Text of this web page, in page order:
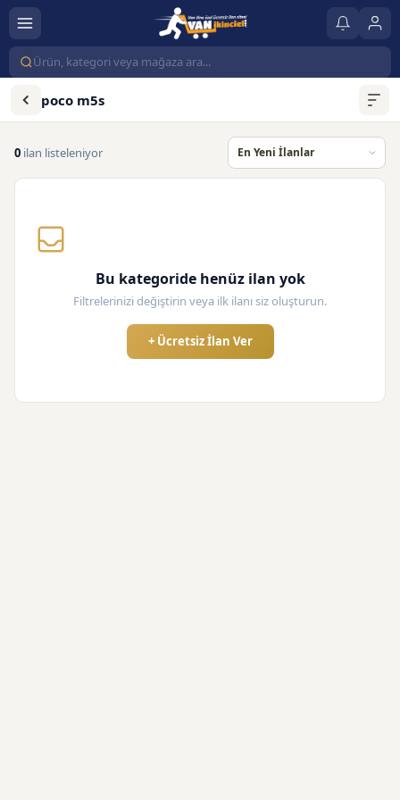
poco m5s
0 ilan listeleniyor
Bu kategoride henüz ilan yok
Filtrelerinizi değiştirin veya ilk ilanı siz oluşturun.
+ Ücretsiz İlan Ver